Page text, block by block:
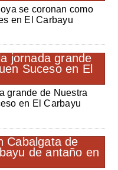
se coronan como
en El Carbayu
grande de Nuestra
en El Carbayu